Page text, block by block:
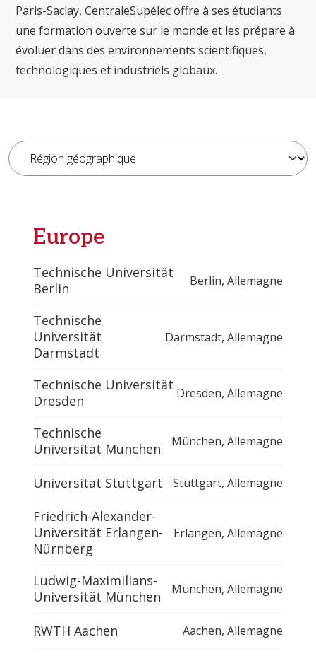
Paris-Saclay, CentraleSupélec offre à ses étudiants
une formation ouverte sur le monde et les prépare à
évoluer dans des environnements scientifiques,
technologiques et industriels globaux.
Europe
Technische Universität
Berlin
Berlin, Allemagne
Technische
Universität
Darmstadt
Darmstadt, Allemagne
Technische Universität
Dresden
Dresden, Allemagne
Technische
Universität München
München, Allemagne
Universität Stuttgart Stuttgart, Allemagne
Friedrich-Alexander-
Universität Erlangen-
Nürnberg
Erlangen, Allemagne
Ludwig-Maximilians-
Universität München
München, Allemagne
RWTH Aachen Aachen, Allemagne